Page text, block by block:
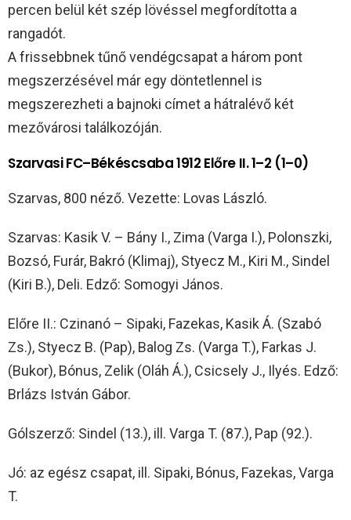
percen belül két szép lövéssel megfordította a
rangadót.
A frissebbnek tűnő vendégcsapat a három pont
megszerzésével már egy döntetlennel is
megszerezheti a bajnoki címet a hátralévő két
mezővárosi találkozóján.
Szarvasi FC–Békéscsaba 1912 Előre II. 1–2 (1–0)
Szarvas, 800 néző. Vezette: Lovas László.
Szarvas: Kasik V. – Bány I., Zima (Varga I.), Polonszki,
Bozsó, Furár, Bakró (Klimaj), Styecz M., Kiri M., Sindel
(Kiri B.), Deli. Edző: Somogyi János.
Előre II.: Czinanó – Sipaki, Fazekas, Kasik Á. (Szabó
Zs.), Styecz B. (Pap), Balog Zs. (Varga T.), Farkas J.
(Bukor), Bónus, Zelik (Oláh Á.), Csicsely J., Ilyés. Edző:
Brlázs István Gábor.
Gólszerző: Sindel (13.), ill. Varga T. (87.), Pap (92.).
Jó: az egész csapat, ill. Sipaki, Bónus, Fazekas, Varga
T.